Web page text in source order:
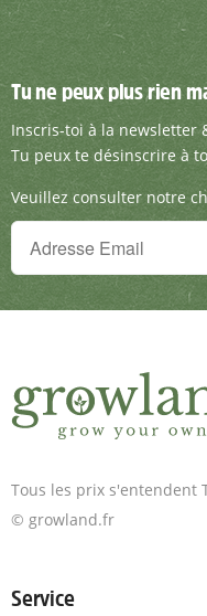
Tu ne peux plus rien
Inscris-toi à la
Tu ne peux plus rien
Inscris-toi à la newsletter
Tu peux te désinscrire à
Veuillez consulter notre
Tu ne peux plus rien
Inscris-toi à la newsletter
Tous les prix s'entendent
© growland.fr
Service